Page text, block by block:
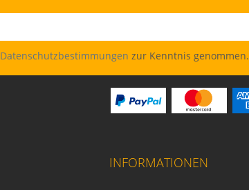
Datenschutzbestimmungen zur Kenntnis genommen.
INFORMATIONEN